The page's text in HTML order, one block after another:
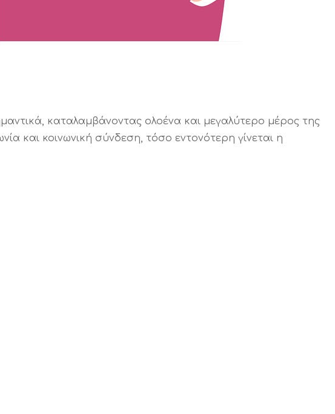
καταλαμβάνοντας ολοένα και μεγαλύτερο μέρος της
και κοινωνική σύνδεση, τόσο εντονότερη γίνεται η